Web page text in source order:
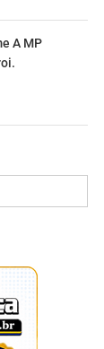
A MP